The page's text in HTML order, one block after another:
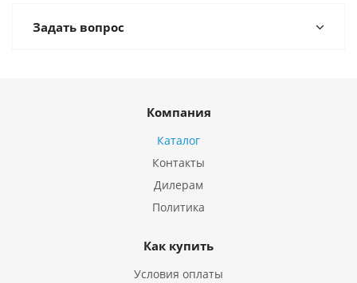
Задать вопрос
Компания
Каталог
Контакты
Дилерам
Политика
Как купить
Условия оплаты